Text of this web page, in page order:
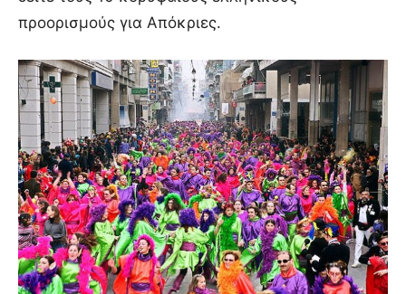
προορισμούς για Απόκριες.